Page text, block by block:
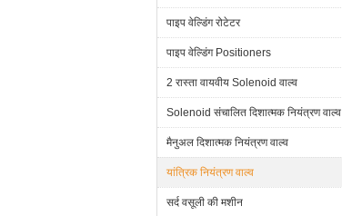
पाइप वेल्डिंग रोटेटर
पाइप वेल्डिंग Positioners
2 रास्ता वायवीय Solenoid वाल्व
Solenoid संचालित दिशात्मक नियंत्रण वाल्व
मैनुअल दिशात्मक नियंत्रण वाल्व
यांत्रिक नियंत्रण वाल्व
सर्द वसूली की मशीन